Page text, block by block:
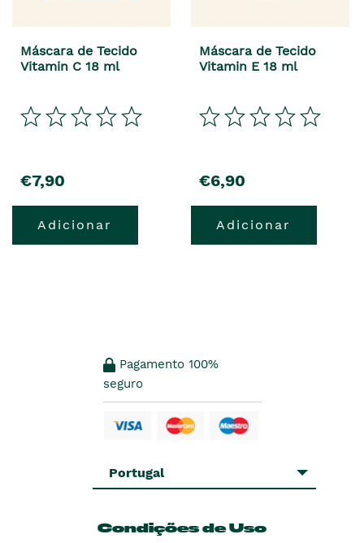
Máscara de Tecido
Vitamin C 18 ml
€7,90
Adicionar
Máscara de Tecido
Vitamin E 18 ml
€6,90
Adicionar
Pagamento 100%
seguro
Portugal
Condições de Uso